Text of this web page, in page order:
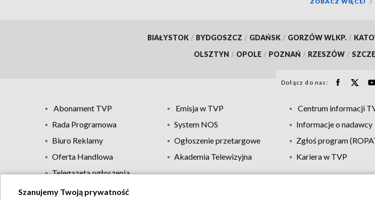
BIAŁYSTOK / BYDGOSZCZ / GDAŃSK / GORZÓW WLKP. /
OLSZTYN / OPOLE / POZNAŃ / RZESZÓW /
Dołącz do nas:
Abonament TVP Emisja w TVP Centrum informacji
Rada Programowa
System NOS Informacje o nadawcy
Biuro Reklamy
Ogłoszenie przetargowe Zgłoś program
Oferta Handlowa
Akademia Telewizyjna Kariera w TVP
Telegazeta ogłoszenia
Szanujemy Twoją prywatność